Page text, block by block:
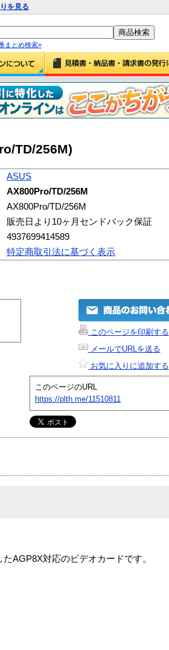
を見る
まとめ検索»
TD/256M)
ASUS
AX800Pro/TD/256M
AX800Pro/TD/256M
販売日より10ヶ月センドバック保証
4937699414589
特定商取引法に基づく表示
このページを印刷する
メールでURLを送る
お気に入りに追加する
このページのURL
https://plth.me/11510811
AGP8X対応のビデオカードです。